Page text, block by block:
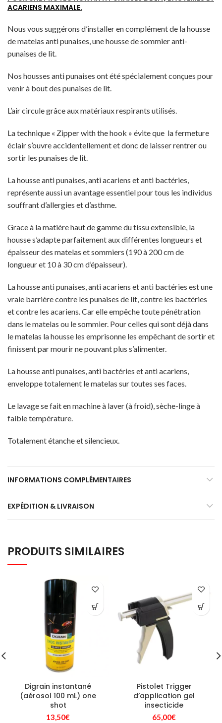
ACARIENS MAXIMALE.
Nous vous suggérons d’installer en complément de la housse
de matelas anti punaises, une housse de sommier anti-
punaises de lit.
Nos housses anti punaises ont été spécialement conçues pour
venir à bout des punaises de lit.
L’air circule grâce aux matériaux respirants utilisés.
La technique « Zipper with the hook » évite que la fermeture
éclair s’ouvre accidentellement et donc de laisser rentrer ou
sortir les punaises de lit.
La housse anti punaises, anti acariens et anti bactéries,
représente aussi un avantage essentiel pour tous les individus
souffrant d’allergies et d’asthme.
Grace à la matière haut de gamme du tissu extensible, la
housse s’adapte parfaitement aux différentes longueurs et
épaisseur des matelas et sommiers (190 à 200 cm de
longueur et 10 à 30 cm d’épaisseur).
La housse anti punaises, anti acariens et anti bactéries est une
vraie barrière contre les punaises de lit, contre les bactéries
et contre les acariens. Car elle empêche toute pénétration
dans le matelas ou le sommier. Pour celles qui sont déjà dans
le matelas la housse les emprisonne les empêchant de sortir et
finissent par mourir ne pouvant plus s’alimenter.
La housse anti punaises, anti bactéries et anti acariens,
enveloppe totalement le matelas sur toutes ses faces.
Le lavage se fait en machine à laver (à froid), sèche-linge à
faible température.
Totalement étanche et silencieux.
INFORMATIONS COMPLÉMENTAIRES
EXPÉDITION & LIVRAISON
PRODUITS SIMILAIRES
Digrain instantané
(aérosol 100 mL) one
shot
13,50€
Pistolet Trigger
d’application gel
insecticide
65,00€